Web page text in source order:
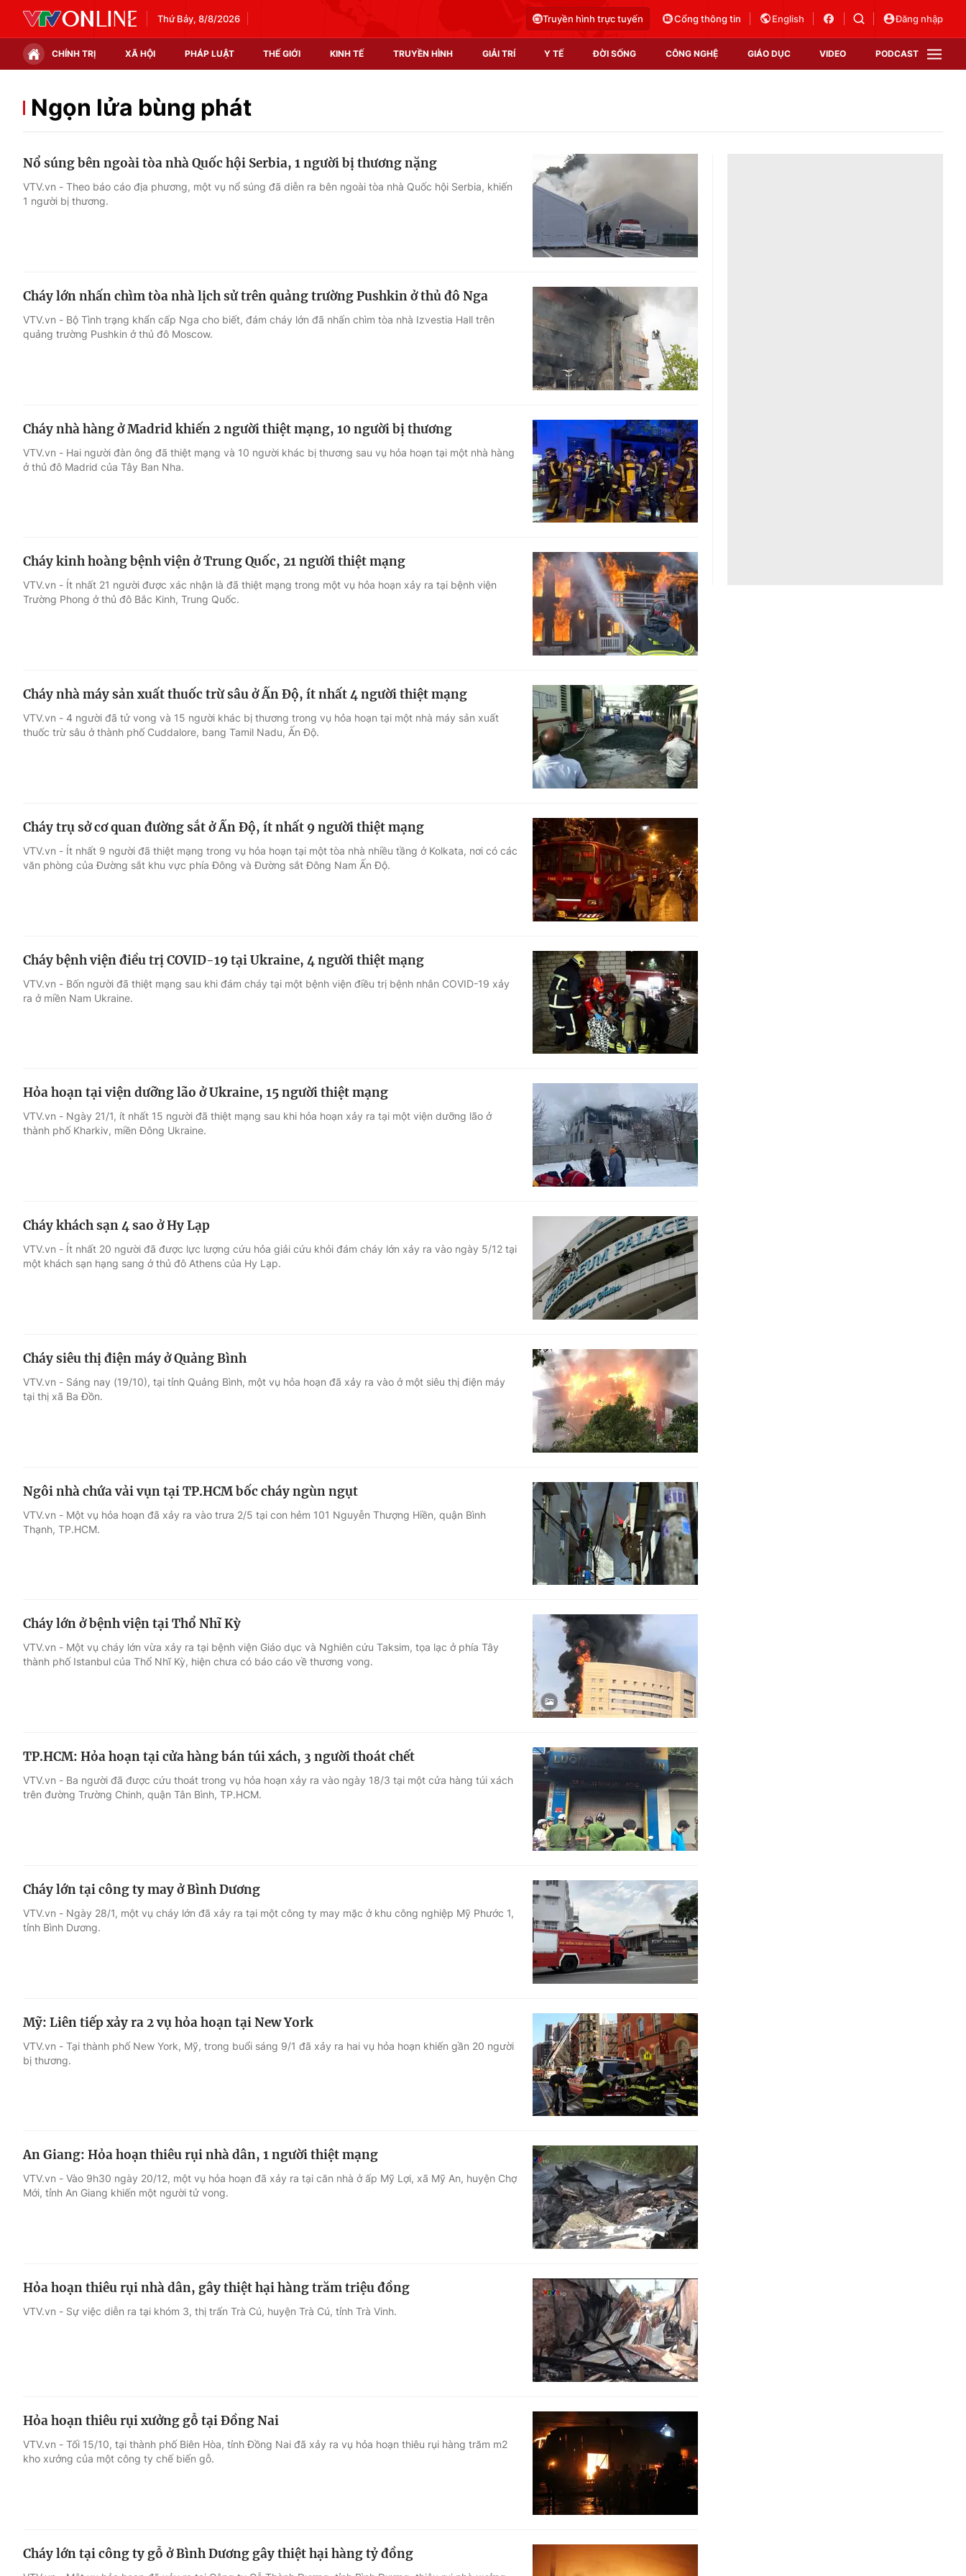
Thứ Bảy, 8/8/2026 Truyền hình trực tuyến Cổng thông tin English Đăng nhập
CHÍNH TRỊ XÃ HỘI PHÁP LUẬT THẾ GIỚI KINH TẾ TRUYỀN HÌNH GIẢI TRÍ Y TẾ ĐỜI SỐNG CÔNG NGHỆ GIÁO DỤC VIDEO PODCAST
Chính trị Xã hội
Thế giới đó đây
Video
Shorts video
Podcast
EMagazine
Photo
Infographic
Góc ảnh
Điện ảnh
Âm nhạc
Sao
Du lịch
Làm đẹp
Tuyển sinh
Học trực tuyến
Công nghệ
Hitech Công nghệ tương lai
Sản phẩm
Thị trường
Tư vấn
VTV Sức khoẻ
Ngọn lửa bùng phát
Nổ súng bên ngoài tòa nhà Quốc hội Serbia, 1 người bị thương nặng
VTV.vn - Theo báo cáo địa phương, một vụ nổ súng đã diễn ra bên ngoài tòa nhà Quốc hội Serbia, khiến
1 người bị thương.
Cháy lớn nhấn chìm tòa nhà lịch sử trên quảng trường Pushkin ở thủ đô Nga
VTV.vn - Bộ Tình trạng khẩn cấp Nga cho biết, đám cháy lớn đã nhấn chìm tòa nhà Izvestia Hall trên
quảng trường Pushkin ở thủ đô Moscow.
Cháy nhà hàng ở Madrid khiến 2 người thiệt mạng, 10 người bị thương
VTV.vn - Hai người đàn ông đã thiệt mạng và 10 người khác bị thương sau vụ hỏa hoạn tại một nhà hàng
ở thủ đô Madrid của Tây Ban Nha.
Cháy kinh hoàng bệnh viện ở Trung Quốc, 21 người thiệt mạng
VTV.vn - Ít nhất 21 người được xác nhận là đã thiệt mạng trong một vụ hỏa hoạn xảy ra tại bệnh viện
Trường Phong ở thủ đô Bắc Kinh, Trung Quốc.
Cháy nhà máy sản xuất thuốc trừ sâu ở Ấn Độ, ít nhất 4 người thiệt mạng
VTV.vn - 4 người đã tử vong và 15 người khác bị thương trong vụ hỏa hoạn tại một nhà máy sản xuất
thuốc trừ sâu ở thành phố Cuddalore, bang Tamil Nadu, Ấn Độ.
Cháy trụ sở cơ quan đường sắt ở Ấn Độ, ít nhất 9 người thiệt mạng
VTV.vn - Ít nhất 9 người đã thiệt mạng trong vụ hỏa hoạn tại một tòa nhà nhiều tầng ở Kolkata, nơi có các
văn phòng của Đường sắt khu vực phía Đông và Đường sắt Đông Nam Ấn Độ.
Cháy bệnh viện điều trị COVID-19 tại Ukraine, 4 người thiệt mạng
VTV.vn - Bốn người đã thiệt mạng sau khi đám cháy tại một bệnh viện điều trị bệnh nhân COVID-19 xảy
ra ở miền Nam Ukraine.
Hỏa hoạn tại viện dưỡng lão ở Ukraine, 15 người thiệt mạng
VTV.vn - Ngày 21/1, ít nhất 15 người đã thiệt mạng sau khi hỏa hoạn xảy ra tại một viện dưỡng lão ở
thành phố Kharkiv, miền Đông Ukraine.
Cháy khách sạn 4 sao ở Hy Lạp
VTV.vn - Ít nhất 20 người đã được lực lượng cứu hỏa giải cứu khỏi đám cháy lớn xảy ra vào ngày 5/12 tại
một khách sạn hạng sang ở thủ đô Athens của Hy Lạp.
Cháy siêu thị điện máy ở Quảng Bình
VTV.vn - Sáng nay (19/10), tại tỉnh Quảng Bình, một vụ hỏa hoạn đã xảy ra vào ở một siêu thị điện máy
tại thị xã Ba Đồn.
Ngôi nhà chứa vải vụn tại TP.HCM bốc cháy ngùn ngụt
VTV.vn - Một vụ hỏa hoạn đã xảy ra vào trưa 2/5 tại con hẻm 101 Nguyễn Thượng Hiền, quận Bình
Thạnh, TP.HCM.
Cháy lớn ở bệnh viện tại Thổ Nhĩ Kỳ
VTV.vn - Một vụ cháy lớn vừa xảy ra tại bệnh viện Giáo dục và Nghiên cứu Taksim, tọa lạc ở phía Tây
thành phố Istanbul của Thổ Nhĩ Kỳ, hiện chưa có báo cáo về thương vong.
TP.HCM: Hỏa hoạn tại cửa hàng bán túi xách, 3 người thoát chết
VTV.vn - Ba người đã được cứu thoát trong vụ hỏa hoạn xảy ra vào ngày 18/3 tại một cửa hàng túi xách
trên đường Trường Chinh, quận Tân Bình, TP.HCM.
Cháy lớn tại công ty may ở Bình Dương
VTV.vn - Ngày 28/1, một vụ cháy lớn đã xảy ra tại một công ty may mặc ở khu công nghiệp Mỹ Phước 1,
tỉnh Bình Dương.
Mỹ: Liên tiếp xảy ra 2 vụ hỏa hoạn tại New York
VTV.vn - Tại thành phố New York, Mỹ, trong buổi sáng 9/1 đã xảy ra hai vụ hỏa hoạn khiến gần 20 người
bị thương.
An Giang: Hỏa hoạn thiêu rụi nhà dân, 1 người thiệt mạng
VTV.vn - Vào 9h30 ngày 20/12, một vụ hỏa hoạn đã xảy ra tại căn nhà ở ấp Mỹ Lợi, xã Mỹ An, huyện Chợ
Mới, tỉnh An Giang khiến một người tử vong.
Hỏa hoạn thiêu rụi nhà dân, gây thiệt hại hàng trăm triệu đồng
VTV.vn - Sự việc diễn ra tại khóm 3, thị trấn Trà Cú, huyện Trà Cú, tỉnh Trà Vinh.
Hỏa hoạn thiêu rụi xưởng gỗ tại Đồng Nai
VTV.vn - Tối 15/10, tại thành phố Biên Hòa, tỉnh Đồng Nai đã xảy ra vụ hỏa hoạn thiêu rụi hàng trăm m2
kho xưởng của một công ty chế biến gỗ.
Cháy lớn tại công ty gỗ ở Bình Dương gây thiệt hại hàng tỷ đồng